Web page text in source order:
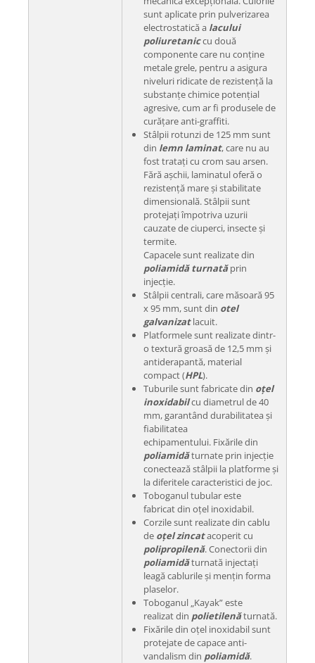
sunt aplicate prin pulverizarea
electrostatică a lacului
poliuretaniccu două
componente care nu conține
metale grele, pentru a asigura
niveluri ridicate de rezistență la
substanțe chimice potențial
agresive, cum ar fi produsele de
curățare anti-graffiti.
Stâlpii rotunzi de 125 mm sunt
din lemn laminat, care nu au
fost tratați cu crom sau arsen.
Fără așchii, laminatul oferă o
rezistență mare și stabilitate
dimensională. Stâlpii sunt
protejați împotriva uzurii
cauzate de ciuperci, insecte și
termite.
Capacele sunt realizate din
poliamidă turnatăprin
injecție.
Stâlpii centrali, care măsoară 95
x 95 mm, sunt din otel
galvanizatlacuit.
Platformele sunt realizate dintr-
o textură groasă de 12,5 mm și
antiderapantă, material
compact (HPL).
Tuburile sunt fabricate din oțel
inoxidabilcu diametrul de 40
mm, garantând durabilitatea și
fiabilitatea
echipamentului. Fixările din
poliamidăturnate prin injecție
conectează stâlpii la platforme și
la diferitele caracteristici de joc.
Toboganul tubular este
fabricat din oțel inoxidabil.
Corzile sunt realizate din cablu
de oțel zincatacoperit cu
polipropilenă. Conectorii din
poliamidăturnată injectați
leagă cablurile și mențin forma
plaselor.
Toboganul „Kayak” este
realizat din polietilenăturnată.
Fixările din oțel inoxidabil sunt
protejate de capace anti-
vandalism din poliamidă.